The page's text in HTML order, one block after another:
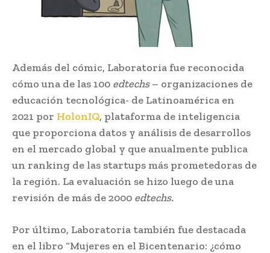
Además del cómic, Laboratoria fue reconocida
cómo una de las 100 edtechs– organizaciones de
educación tecnológica- de Latinoamérica en
2021 por HolonIQ, plataforma de inteligencia
que proporciona datos y análisis de desarrollos
en el mercado global y que anualmente publica
un ranking de las startups más prometedoras de
la región. La evaluación se hizo luego de una
revisión de más de 2000 edtechs.
Por último, Laboratoria también fue destacada
en el libro “Mujeres en el Bicentenario: ¿cómo